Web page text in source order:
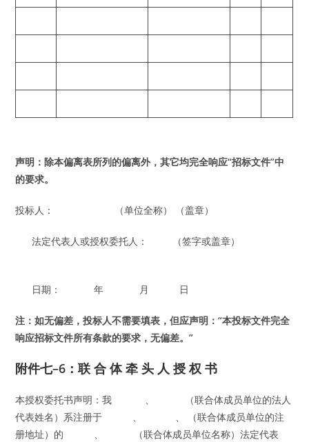
声明：除本偏离表所列的偏离外，其它均完全响应“招标文件”中
的要求。
投标人： （单位全称） （盖章）
法定代表人或授权委托人： （签字或盖章）
日期： 年 月 日
注：如无偏差，投标人不需要填表，但应声明：“本投标文件完全
响应招标文件所有条款的要求，无偏差。”
附件七–6：联 合 体 牵 头 人 授 权 书
本授权委托书声明：我 、 （联合体成员单位的法人
代表姓名）系注册于 、 、 （联合体成员单位的注
册地址）的 、 （联合体成员单位名称）法定代表